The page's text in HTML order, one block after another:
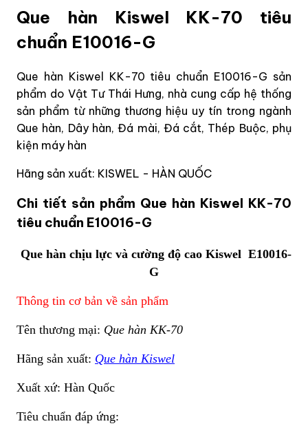
Que hàn Kiswel KK-70 tiêu
chuẩn E10016-G
Que hàn Kiswel KK-70 tiêu chuẩn E10016-G sản
phẩm do Vật Tư Thái Hưng, nhà cung cấp hệ thống
sản phẩm từ những thương hiệu uy tín trong ngành
Que hàn, Dây hàn, Đá mài, Đá cắt, Thép Buộc, phụ
kiện máy hàn
Hãng sản xuất: KISWEL - HÀN QUỐC
Chi tiết sản phẩm Que hàn Kiswel KK-70
tiêu chuẩn E10016-G
Que hàn chịu lực và cường độ cao Kiswel E10016-
G
Thông tin cơ bản về sản phẩm
Tên thương mại: Que hàn KK-70
Hãng sản xuất: Que hàn Kiswel
Xuất xứ: Hàn Quốc
Tiêu chuẩn đáp ứng: